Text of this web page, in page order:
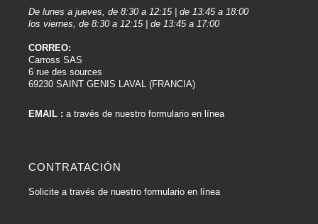
De lunes a jueves, de 8:30 a 12:15 | de 13:45 a 18:00
los viernes, de 8:30 a 12:15 | de 13:45 a 17:00
CORREO:
Carross SAS
6 rue des sources
69230 SAINT GENIS LAVAL (FRANCIA)
EMAIL : a través de nuestro formulario en línea
CONTRATACIÓN
Solicite a través de nuestro formulario en línea